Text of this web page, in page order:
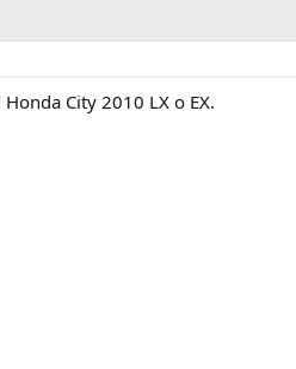
City 2010 LX o EX.